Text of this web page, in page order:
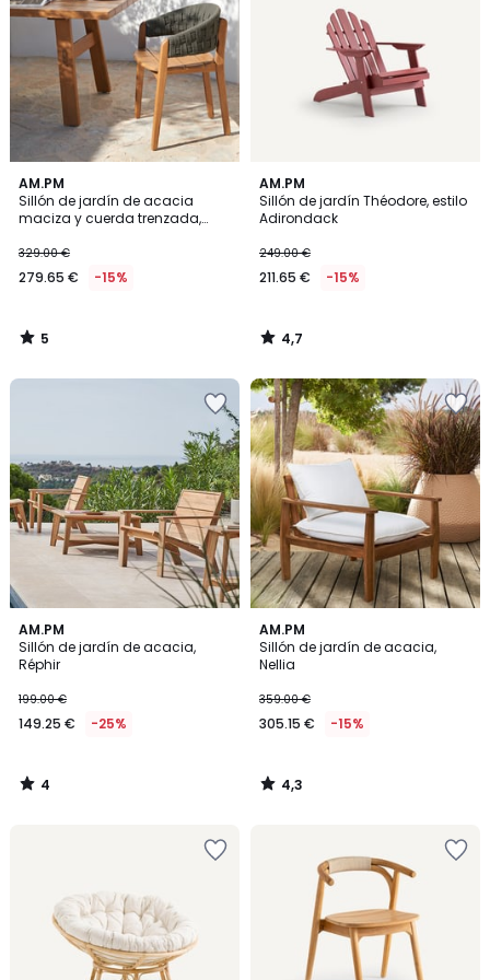
AM.PM
Sillón de jardín de acacia
maciza y cuerda trenzada,
329.00 €
279.65 € -15%
5
/
5
5
/
AM.PM
Sillón de jardín Théodore, estilo
Adirondack
249.00 €
211.65 € -15%
4,7
/ 5
4,7
/
AM.PM
Sillón de jardín de acacia,
Réphir
199.00 €
149.25 € -25%
4
/
5
4
/
AM.PM
Sillón de jardín de acacia,
Nellia
359.00 €
305.15 € -15%
4,3
/ 5
4,3
/